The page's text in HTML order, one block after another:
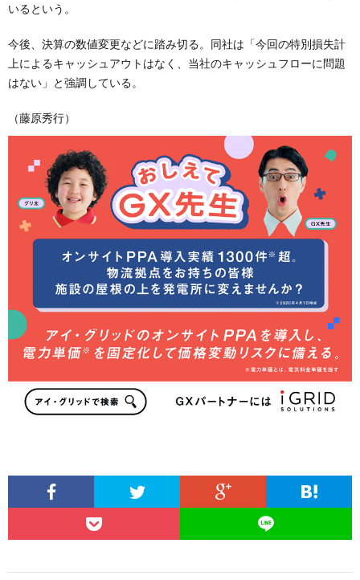
いるという。
今後、決算の数値変更などに踏み切る。同社は「今回の特別損失計
上によるキャッシュアウトはなく、当社のキャッシュフローに問題
はない」と強調している。
（藤原秀行）